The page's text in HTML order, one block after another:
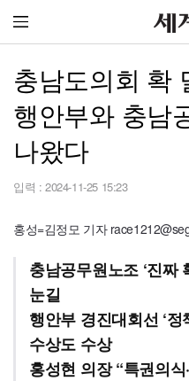
충남도의회 확
행안부와 충남
나왔다
입력 : 2024-11-25 15:23
홍성=김정모 기자
충남공무원노조 ‘진짜
눈길
행안부 경진대회선 ‘
수상도 수상
홍성현 의장 “특권의